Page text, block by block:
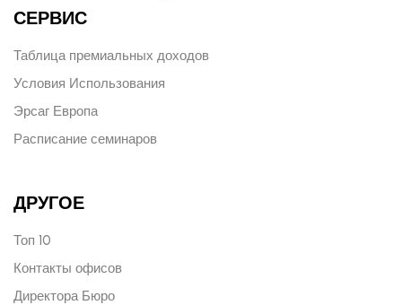
СЕРВИС
Таблица премиальных доходов
Условия Использования
Эрсаг Европа
Расписание семинаров
ДРУГОЕ
Топ 10
Контакты офисов
Директора Бюро